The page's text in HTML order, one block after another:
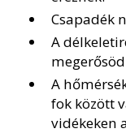
Csapadék
A
A
fok között
vidékeken